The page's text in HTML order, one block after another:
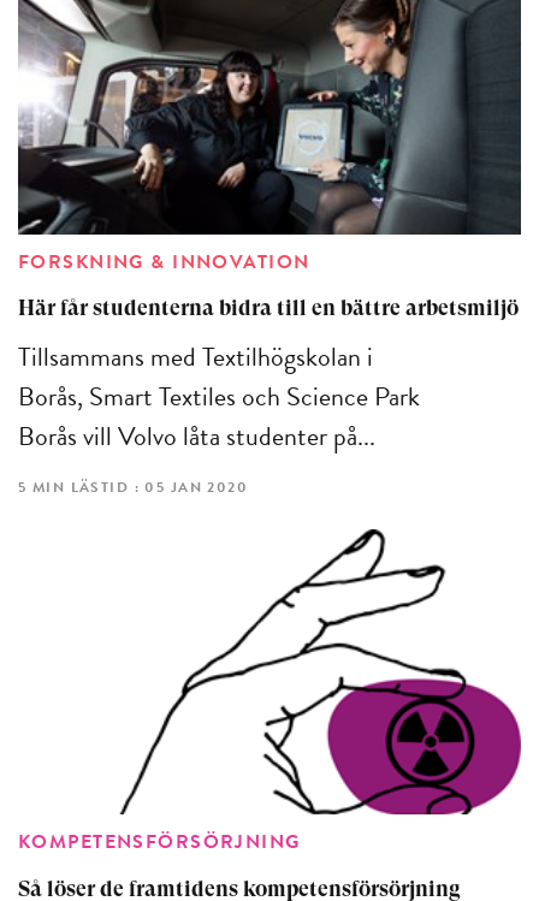
FORSKNING & INNOVATION
Här får studenterna bidra till en bättre arbetsmiljö
Tillsammans med Textilhögskolan i
Borås, Smart Textiles och Science Park
Borås vill Volvo låta studenter på...
5 MIN LÄSTID : 05 JAN 2020
KOMPETENSFÖRSÖRJNING
Så löser de framtidens kompetensförsörjning